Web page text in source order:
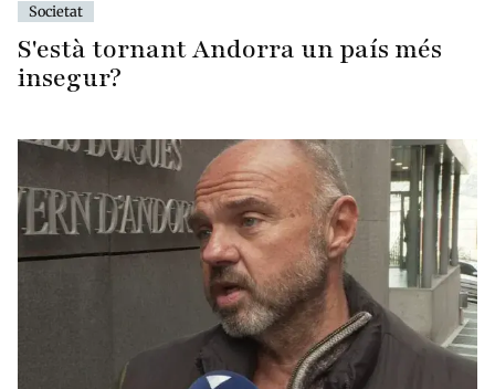
Societat
S'està tornant Andorra un país més
insegur?